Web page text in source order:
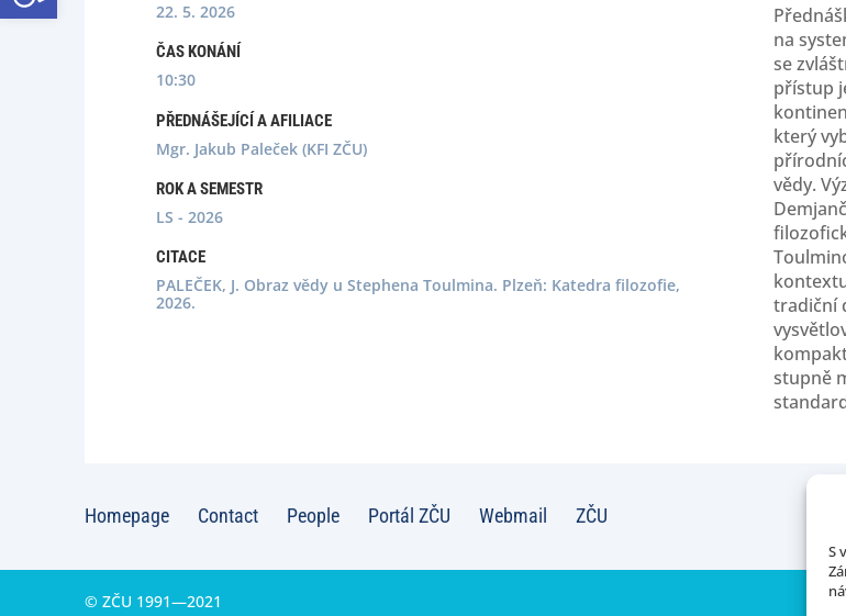
S
22. 5. 2026
ČAS KONÁNÍ
10:30
PŘEDNÁŠEJÍCÍ A AFILIACE
Mgr. Jakub Paleček (KFI ZČU)
ROK A SEMESTR
LS - 2026
CITACE
PALEČEK, J. Obraz vědy u Stephena Toulmina. Plzeň: Katedra filozofie,
2026.
na
se
přístup
který
vědy.
tradiční
stupně
Homepage Contact People Portál ZČU Webmail ZČU
© ZČU 1991—2021